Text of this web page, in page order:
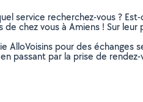
service recherchez-vous ?
chez vous à Amiens ! Sur
AlloVoisins pour des échanges
passant par la prise de